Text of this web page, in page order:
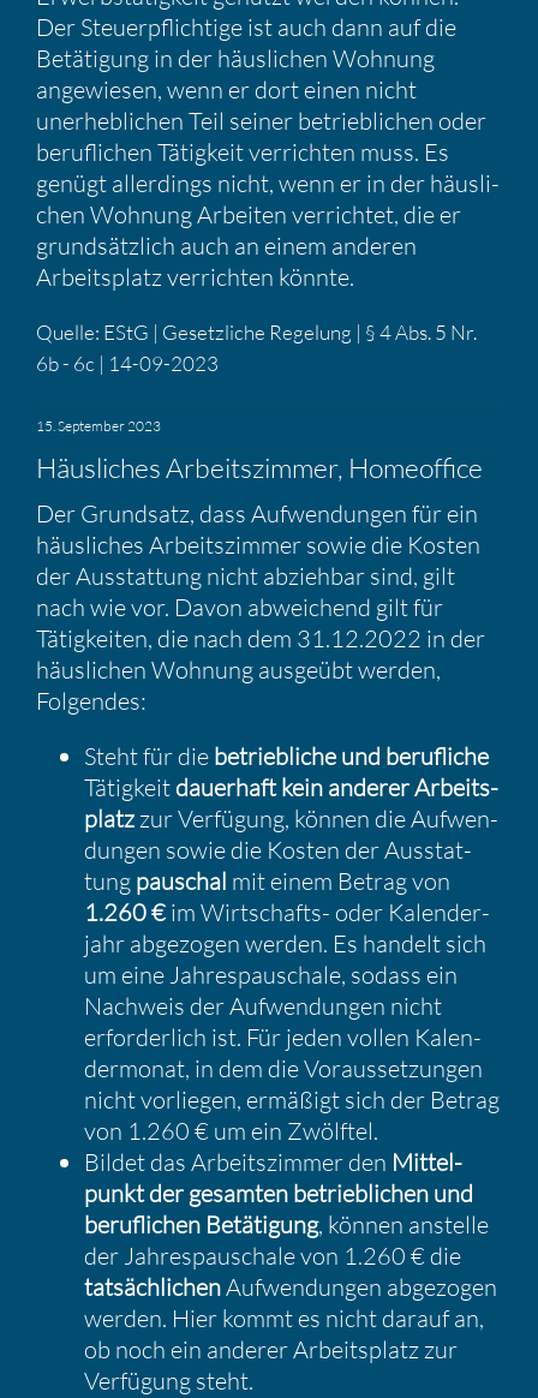
Der Steuer­pflich­tige ist auch dann auf die
Betäti­gung in der häusli­chen Wohnung
angewiesen, wenn er dort einen nicht
unerheb­li­chen Teil seiner betrieb­li­chen oder
beruf­li­chen Tätig­keit verrichten muss. Es
genügt aller­dings nicht, wenn er in der häusli­
chen Wohnung Arbeiten verrichtet, die er
grund­sätz­lich auch an einem anderen
Arbeits­platz verrichten könnte.
Quelle: EStG | Gesetz­liche Regelung | § 4 Abs. 5 Nr.
6b - 6c | 14-09-2023
15. September 2023
Häusli­ches Arbeits­zimmer, Homeof­fice
Der Grund­satz, dass Aufwen­dungen für ein
häusli­ches Arbeits­zimmer sowie die Kosten
der Ausstat­tung nicht abziehbar sind, gilt
nach wie vor. Davon abwei­chend gilt für
Tätig­keiten, die nach dem 31.12.2022 in der
häusli­chen Wohnung ausgeübt werden,
Folgendes:
Steht für die betrieb­liche und beruf­liche
Tätig­keitdauer­haft kein anderer Arbeits­
platzzur Verfü­gung, können die Aufwen­
dungen sowie die Kosten der Ausstat­
tung pauschal mit einem Betrag von
1.260 €im Wirtschafts- oder Kalen­der­
jahr abgezogen werden. Es handelt sich
um eine Jahres­pau­schale, sodass ein
Nachweis der Aufwen­dungen nicht
erfor­der­lich ist. Für jeden vollen Kalen­
der­monat, in dem die Voraus­set­zungen
nicht vorliegen, ermäßigt sich der Betrag
von 1.260 € um ein Zwölftel.
Bildet das Arbeits­zimmer den Mittel­
punkt der gesamten betrieb­li­chen und
beruf­li­chen Betäti­gung, können anstelle
der Jahres­pau­schale von 1.260 € die
tatsäch­li­chenAufwen­dungen abgezogen
werden. Hier kommt es nicht darauf an,
ob noch ein anderer Arbeits­platz zur
Verfü­gung steht.